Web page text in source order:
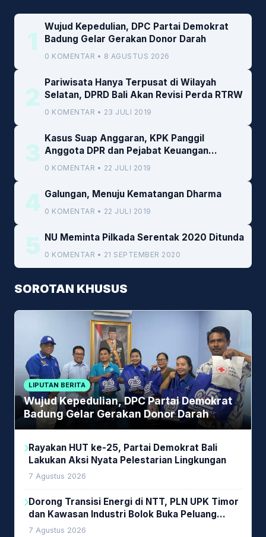
1
Wujud Kepedulian, DPC Partai Demokrat
Badung Gelar Gerakan Donor Darah
0 KOMENTAR • 8 AGUSTUS 2026
2
Pariwisata Hanya Terpusat di Wilayah
Selatan, DPRD Bali Akan Revisi Perda RTRW
0 KOMENTAR • 23 JULI 2019
3
Kasus Suap Anggaran, KPK Panggil
Anggota DPR dan Pejabat Keuangan
Kemenkeu
0 KOMENTAR • 22 JULI 2019
4 Galungan, Menuju Kematangan Dharma
0 KOMENTAR • 22 JULI 2019
5 NU Meminta Pilkada Serentak 2020 Ditunda
0 KOMENTAR • 21 SEPTEMBER 2020
SOROTAN KHUSUS
LIPUTAN BERITA
Wujud Kepedulian, DPC Partai Demokrat
Badung Gelar Gerakan Donor Darah
Rayakan HUT ke-25, Partai Demokrat Bali
Lakukan Aksi Nyata Pelestarian Lingkungan
7 Agustus 2026
Dorong Transisi Energi di NTT, PLN UPK Timor
dan Kawasan Industri Bolok Buka Peluang
Investasi Woodchip untuk Cofiring PLTU Bolok
7 Agustus 2026